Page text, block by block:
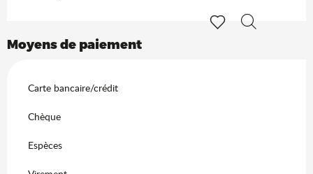
Moyens de paiement
Carte bancaire/crédit
Chèque
Espèces